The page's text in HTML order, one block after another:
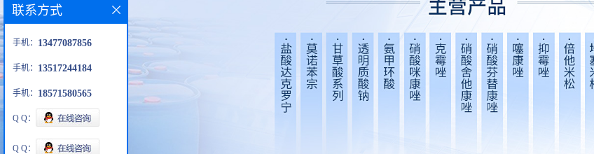
联系方式
手机： 13477087856
手机： 13517244184
手机： 18571580565
Q Q：
Q Q：